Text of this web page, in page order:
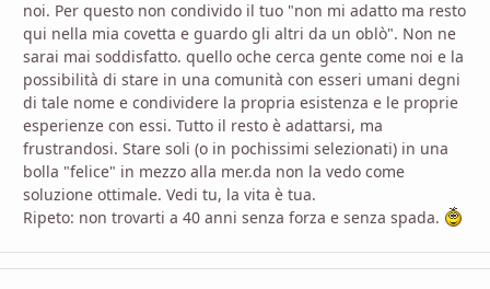
noi. Per questo non condivido il tuo "non mi adatto ma resto
qui nella mia covetta e guardo gli altri da un oblò". Non ne
sarai mai soddisfatto. quello oche cerca gente come noi e la
possibilità di stare in una comunità con esseri umani degni
di tale nome e condividere la propria esistenza e le proprie
esperienze con essi. Tutto il resto è adattarsi, ma
frustrandosi. Stare soli (o in pochissimi selezionati) in una
bolla "felice" in mezzo alla mer.da non la vedo come
soluzione ottimale. Vedi tu, la vita è tua.
Ripeto: non trovarti a 40 anni senza forza e senza spada.